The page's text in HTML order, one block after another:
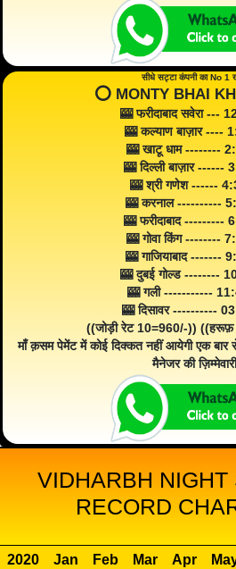
सीधे सट्टा कंपनी का No 1
⭕️ MONTY BHAI
🎰 फरीदाबाद सवेरा ---
🎰 कल्याण बाज़ार ----
🎰 खाटू धाम --------
🎰 दिल्ली बाज़ार ------
🎰 श्री गणेश ------
🎰 करनाल ----------
🎰 फरीदाबाद ---------
🎰 गोवा किंग --------
🎰 गाजियाबाद -------
🎰 दुबई गोल्ड --------
🎰 गली -----------
🎰 दिसावर ----------
((जोड़ी रेट 10=960/-))
माँ क़सम पेमेंट में कोई दिक्कत नहीं आयेगी एक बार
मैनेजर की
VIDHARBH NIGHT
RECORD
2020 Jan Feb Mar Apr